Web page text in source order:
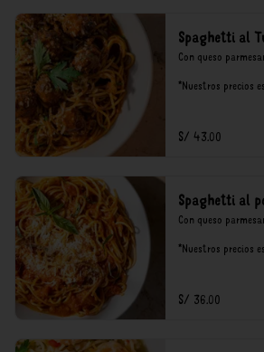
Spaghetti al
Con queso
*Nuestros precios
S/ 43.00
Spaghetti al
Con queso
*Nuestros precios
S/ 36.00